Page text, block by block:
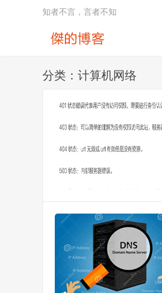
知者不言，言者不知
分类：计算机网络